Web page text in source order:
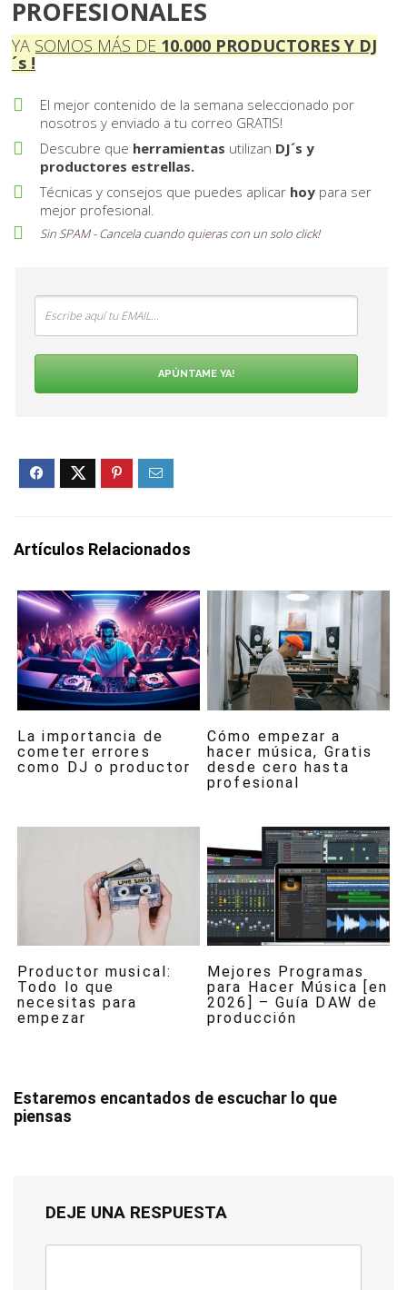
PROFESIONALES
YA SOMOS MÁS DE 10 . 000 PRODUCTORES Y DJ
´s !
El mejor contenido de la semana seleccionado por
nosotros y enviado a tu correo GRATIS!
Descubre que herramientas utilizan DJ´s y
productores estrellas.
Técnicas y consejos que puedes aplicar hoy para ser
mejor profesional.
Sin SPAM - Cancela cuando quieras con un solo click!
APÚNTAME YA!
Artículos Relacionados
La importancia de
cometer errores
como DJ o productor
Cómo empezar a
hacer música, Gratis
desde cero hasta
profesional
Productor musical:
Todo lo que
necesitas para
empezar
Mejores Programas
para Hacer Música [en
2026] – Guía DAW de
producción
Estaremos encantados de escuchar lo que
piensas
DEJE UNA RESPUESTA